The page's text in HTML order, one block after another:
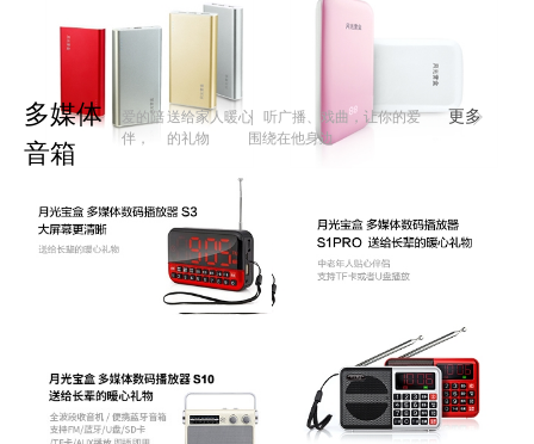
| 听广播、戏曲，让你的爱
围绕在他身边
多媒体
音箱
送给家人暖心
的礼物
更多
爱的陪
伴，